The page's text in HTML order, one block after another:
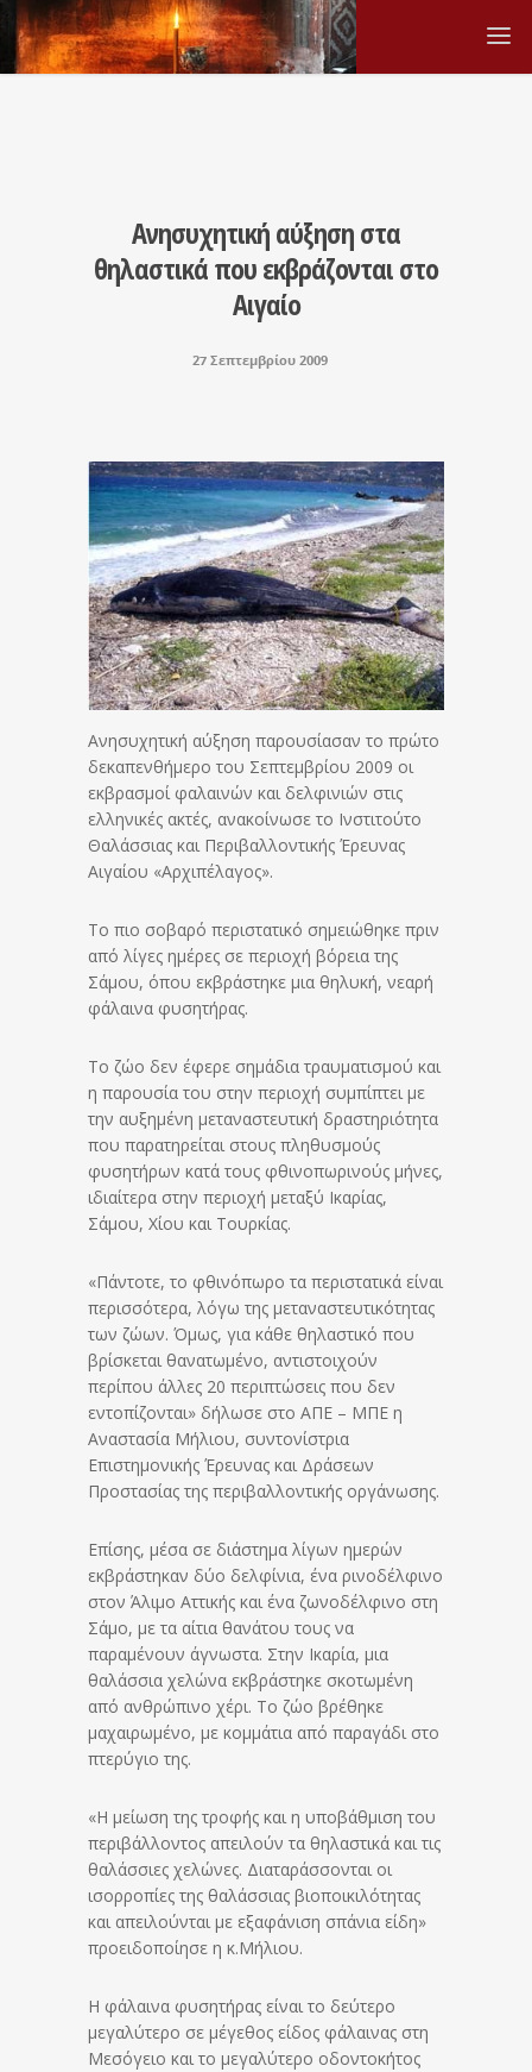
Ανησυχητική αύξηση στα
θηλαστικά που εκβράζονται στο
Αιγαίο
27 Σεπτεμβρίου 2009
Ανησυχητική αύξηση παρουσίασαν το πρώτο
δεκαπενθήμερο του Σεπτεμβρίου 2009 οι
εκβρασμοί φαλαινών και δελφινιών στις
ελληνικές ακτές, ανακοίνωσε το Ινστιτούτο
Θαλάσσιας και Περιβαλλοντικής Έρευνας
Αιγαίου «Αρχιπέλαγος».
Το πιο σοβαρό περιστατικό σημειώθηκε πριν
από λίγες ημέρες σε περιοχή βόρεια της
Σάμου, όπου εκβράστηκε μια θηλυκή, νεαρή
φάλαινα φυσητήρας.
Το ζώο δεν έφερε σημάδια τραυματισμού και
η παρουσία του στην περιοχή συμπίπτει με
την αυξημένη μεταναστευτική δραστηριότητα
που παρατηρείται στους πληθυσμούς
φυσητήρων κατά τους φθινοπωρινούς μήνες,
ιδιαίτερα στην περιοχή μεταξύ Ικαρίας,
Σάμου, Χίου και Τουρκίας.
«Πάντοτε, το φθινόπωρο τα περιστατικά είναι
περισσότερα, λόγω της μεταναστευτικότητας
των ζώων. Όμως, για κάθε θηλαστικό που
βρίσκεται θανατωμένο, αντιστοιχούν
περίπου άλλες 20 περιπτώσεις που δεν
εντοπίζονται» δήλωσε στο ΑΠΕ – ΜΠΕ η
Αναστασία Μήλιου, συντονίστρια
Επιστημονικής Έρευνας και Δράσεων
Προστασίας της περιβαλλοντικής οργάνωσης.
Επίσης, μέσα σε διάστημα λίγων ημερών
εκβράστηκαν δύο δελφίνια, ένα ρινοδέλφινο
στον Άλιμο Αττικής και ένα ζωνοδέλφινο στη
Σάμο, με τα αίτια θανάτου τους να
παραμένουν άγνωστα. Στην Ικαρία, μια
θαλάσσια χελώνα εκβράστηκε σκοτωμένη
από ανθρώπινο χέρι. Το ζώο βρέθηκε
μαχαιρωμένο, με κομμάτια από παραγάδι στο
πτερύγιο της.
«Η μείωση της τροφής και η υποβάθμιση του
περιβάλλοντος απειλούν τα θηλαστικά και τις
θαλάσσιες χελώνες. Διαταράσσονται οι
ισορροπίες της θαλάσσιας βιοποικιλότητας
και απειλούνται με εξαφάνιση σπάνια είδη»
προειδοποίησε η κ.Μήλιου.
Η φάλαινα φυσητήρας είναι το δεύτερο
μεγαλύτερο σε μέγεθος είδος φάλαινας στη
Μεσόγειο και το μεγαλύτερο οδοντοκήτος